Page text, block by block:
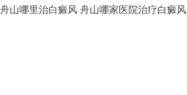
舟山哪里治白癜风 舟山哪家医院治疗白癜风